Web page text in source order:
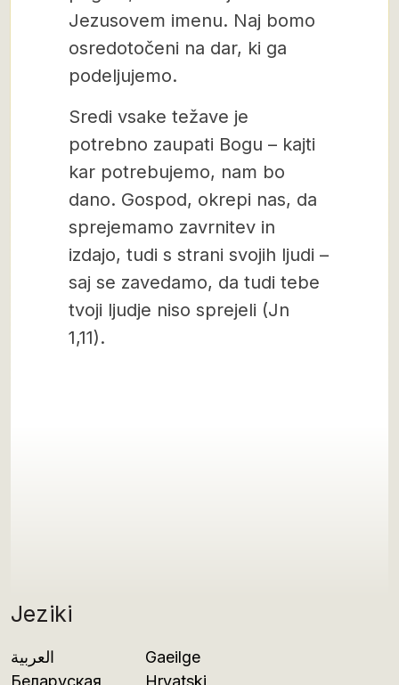
Jeziki
العربية
Беларуская
Gaeilge
Hrvatski
Jezusovem imenu. Naj bomo
osredotočeni na dar, ki ga
podeljujemo.
Sredi vsake težave je
potrebno zaupati Bogu – kajti
kar potrebujemo, nam bo
dano. Gospod, okrepi nas, da
sprejemamo zavrnitev in
izdajo, tudi s strani svojih ljudi –
saj se zavedamo, da tudi tebe
tvoji ljudje niso sprejeli (Jn
1,11).